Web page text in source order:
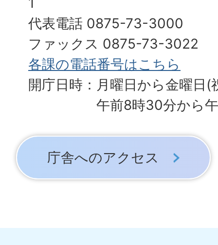
代表電話 0875-73-3000
ファックス 0875-73-3022
各課の電話番号はこちら
開庁日時：月曜日から金曜日(
午前8時30分から
庁舎へのアクセス